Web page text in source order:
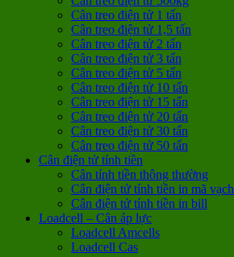
Cân treo điện tử 1 tấn
Cân treo điện tử 1,5 tấn
Cân treo điện tử 2 tấn
Cân treo điện tử 3 tấn
Cân treo điện tử 5 tấn
Cân treo điện tử 10 tấn
Cân treo điện tử 15 tấn
Cân treo điện tử 20 tấn
Cân treo điện tử 30 tấn
Cân treo điện tử 50 tấn
Cân điện tử tính tiền
Cân tính tiền thông thường
Cân điện tử tính tiền in mã vạch
Cân điện tử tính tiền in bill
Loadcell – Cân áp lực
Loadcell Amcells
Loadcell Cas